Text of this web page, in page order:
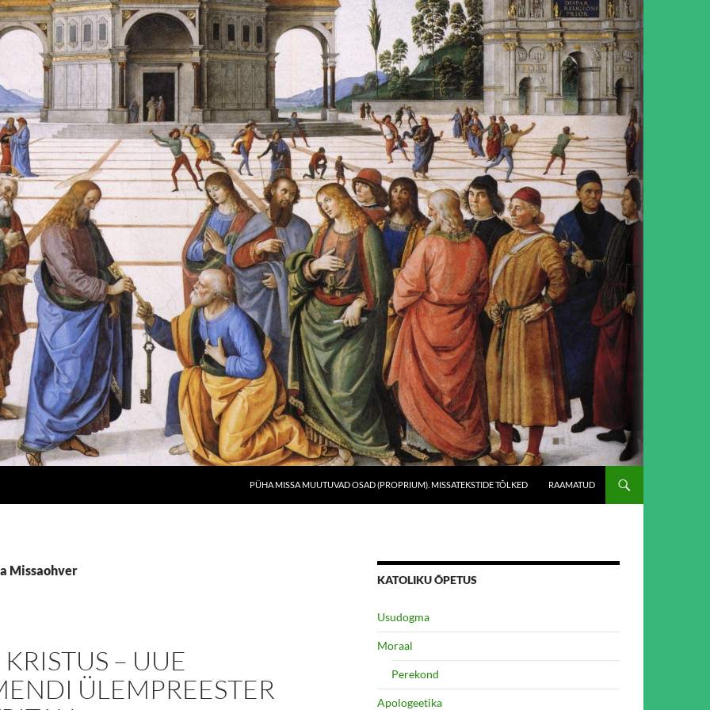
PÜHA MISSA MUUTUVAD OSAD (PROPRIUM). MISSATEKSTIDE TÕLKED RAAMATUD
Missaohver
KRISTUS – UUE
ÜLEMPREESTER
KATOLIKU ÕPETUS
Usudogma
Moraal
Perekond
Apologeetika